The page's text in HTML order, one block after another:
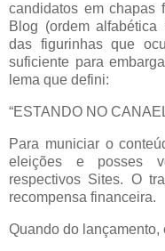
candidatos em chapas
Blog (ordem alfabética
das figurinhas que
suficiente para
lema que defini:
“ESTANDO NO
Para municiar o
eleições e posses
respectivos Sites. O
recompensa financeira.
Quando do lançamento,